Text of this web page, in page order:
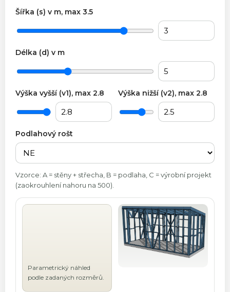
Šířka (s) v m, max 3.5
Délka (d) v m
Výška vyšší (v1), max 2.8 Výška nižší (v2), max 2.8
Podlahový rošt
Vzorce: A = stěny + střecha, B = podlaha, C = výrobní projekt
(zaokrouhlení nahoru na 500).
Parametrický náhled
podle zadaných rozměrů.